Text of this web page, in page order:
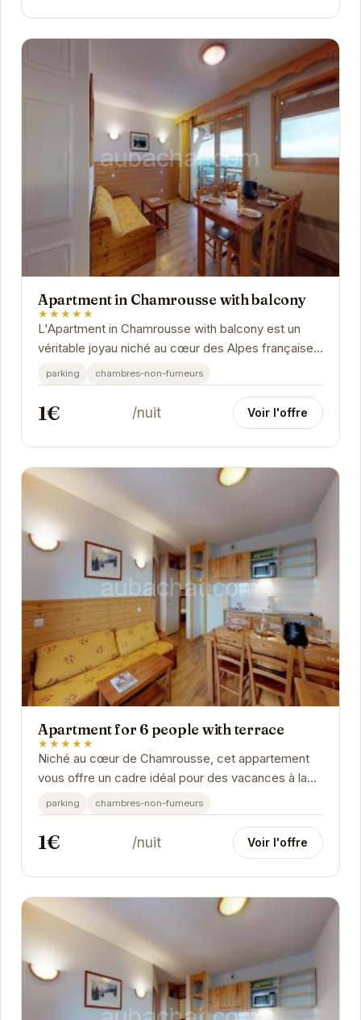
Apartment in Chamrousse with balcony
★★★★★
L'Apartment in Chamrousse with balcony est un
véritable joyau niché au cœur des Alpes françaises.
Offrant un cadre idyllique pour les amoureux de...
parking chambres-non-fumeurs
1€ /nuit Voir l'offre
Apartment for 6 people with terrace
★★★★★
Niché au cœur de Chamrousse, cet appartement
vous offre un cadre idéal pour des vacances à la
montagne. Avec sa terrasse ensoleillée, profitez...
parking chambres-non-fumeurs
1€ /nuit Voir l'offre